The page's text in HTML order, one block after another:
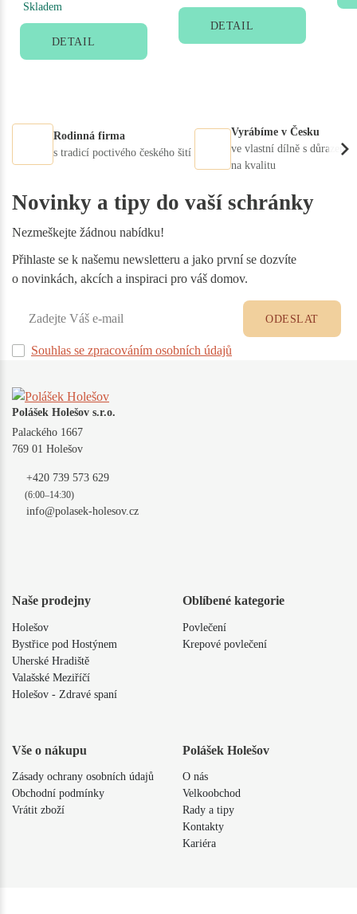
Skladem
DETAIL
DETAIL
Rodinná firma
s tradicí poctivého českého šití
Vyrábíme v Česku
ve vlastní dílně s důrazem
na kvalitu
Novinky a tipy do vaší schránky
Nezmeškejte žádnou nabídku!
Přihlaste se k našemu newsletteru a jako první se dozvíte
o novinkách, akcích a inspiraci pro váš domov.
Souhlas se zpracováním osobních údajů
ODESLAT
Polášek Holešov s.r.o.
Palackého 1667
769 01 Holešov
+420 739 573 629
(6:00–14:30)
info@polasek-holesov.cz
Naše prodejny
Holešov
Bystřice pod Hostýnem
Uherské Hradiště
Valašské Meziříčí
Holešov - Zdravé spaní
Oblíbené kategorie
Povlečení
Krepové povlečení
Vše o nákupu
Zásady ochrany osobních údajů
Obchodní podmínky
Vrátit zboží
Polášek Holešov
O nás
Velkoobchod
Rady a tipy
Kontakty
Kariéra